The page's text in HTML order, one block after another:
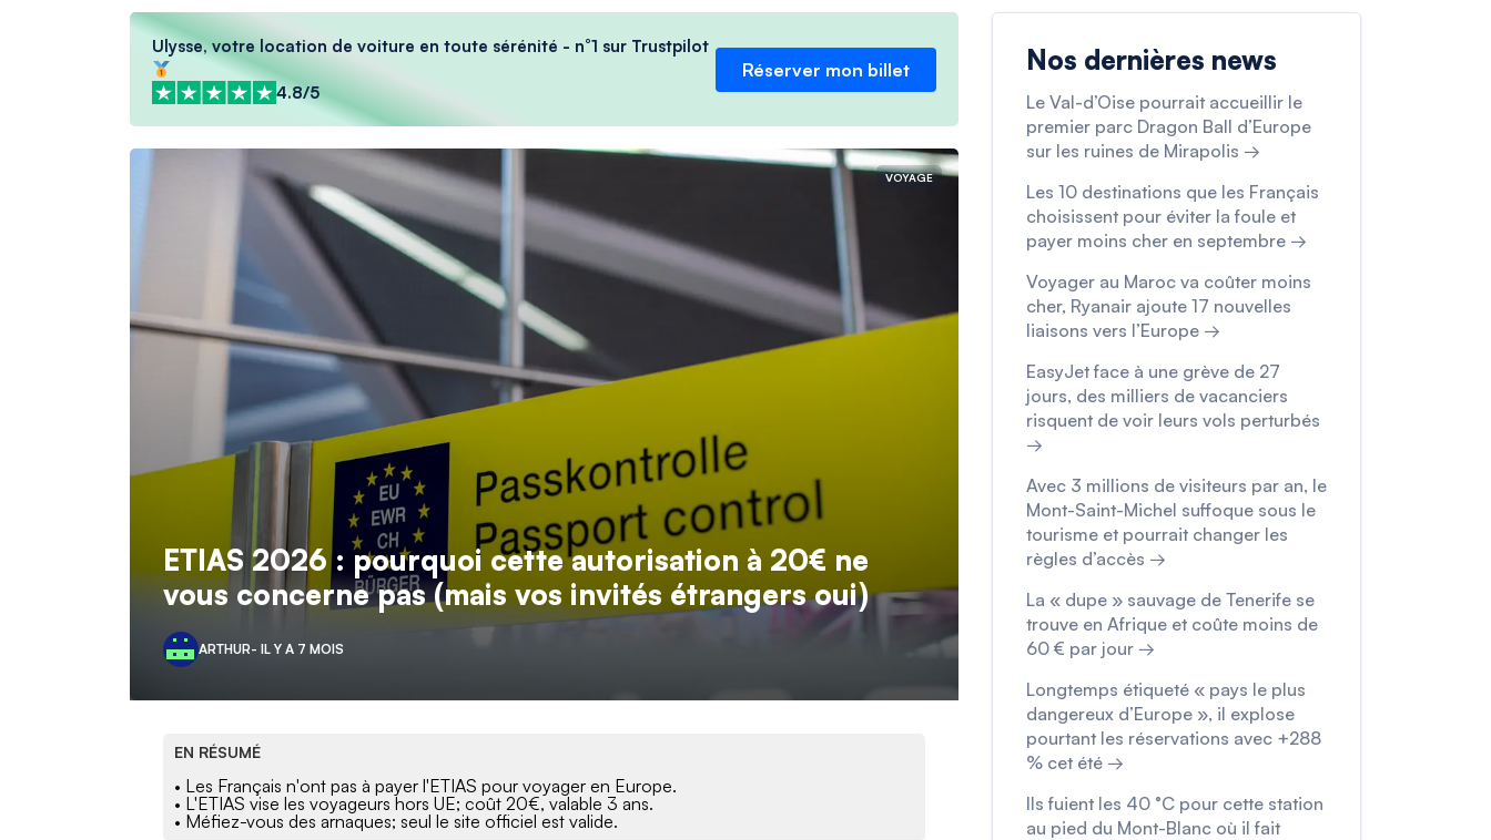
Ulysse, votre location de voiture en toute sérénité - n°1 sur Trustpilot
4.8/5
Réserver mon billet
VOYAGE
ETIAS 2026 : pourquoi cette autorisation à 20€ ne
vous concerne pas (mais vos invités étrangers oui)
ARTHUR- IL Y A 7 MOIS
EN RÉSUMÉ
• Les Français n'ont pas à payer l'ETIAS pour voyager en Europe.
• L'ETIAS vise les voyageurs hors UE; coût 20€, valable 3 ans.
• Méfiez-vous des arnaques; seul le site officiel est valide.
Nos dernières news
Le Val-d’Oise pourrait accueillir le
premier parc Dragon Ball d’Europe
sur les ruines de Mirapolis →
Les 10 destinations que les Français
choisissent pour éviter la foule et
payer moins cher en septembre →
Voyager au Maroc va coûter moins
cher, Ryanair ajoute 17 nouvelles
liaisons vers l’Europe →
EasyJet face à une grève de 27
jours, des milliers de vacanciers
risquent de voir leurs vols perturbés
→
Avec 3 millions de visiteurs par an, le
Mont-Saint-Michel suffoque sous le
tourisme et pourrait changer les
règles d’accès →
La « dupe » sauvage de Tenerife se
trouve en Afrique et coûte moins de
60 € par jour →
Longtemps étiqueté « pays le plus
dangereux d’Europe », il explose
pourtant les réservations avec +288
% cet été →
Ils fuient les 40 °C pour cette station
au pied du Mont-Blanc où il fait